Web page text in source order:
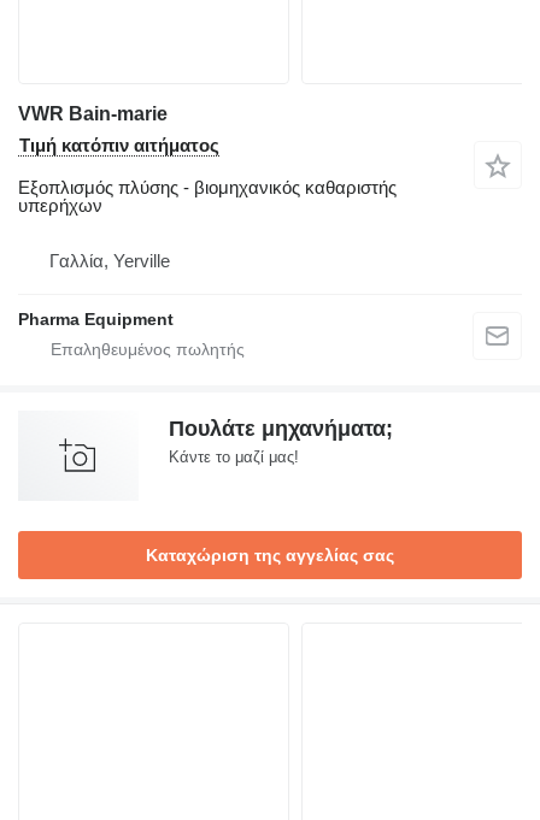
VWR Bain-marie
Τιμή κατόπιν αιτήματος
Εξοπλισμός πλύσης - βιομηχανικός καθαριστής
υπερήχων
Γαλλία, Yerville
Pharma Equipment
Πουλάτε μηχανήματα;
Κάντε το μαζί μας!
Καταχώριση της αγγελίας σας